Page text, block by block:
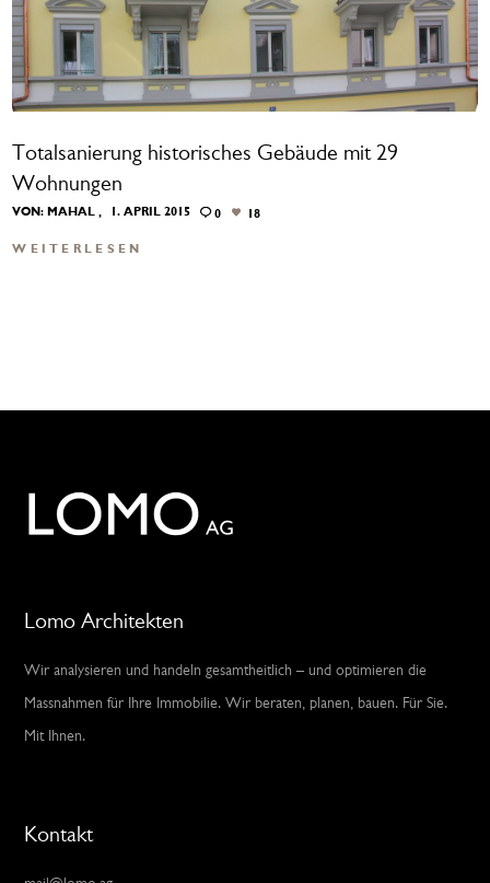
Totalsanierung historisches Gebäude mit 29
Wohnungen
VON:MAHAL 1. APRIL 2015 0 18
WEITERLESEN
Lomo Architekten
Wir analysieren und handeln gesamtheitlich – und optimieren die
Massnahmen für Ihre Immobilie. Wir beraten, planen, bauen. Für Sie.
Mit Ihnen.
Kontakt